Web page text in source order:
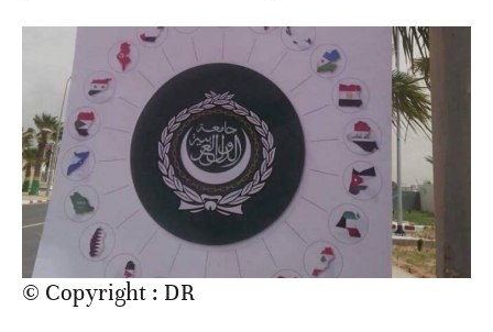
© Copyright : DR